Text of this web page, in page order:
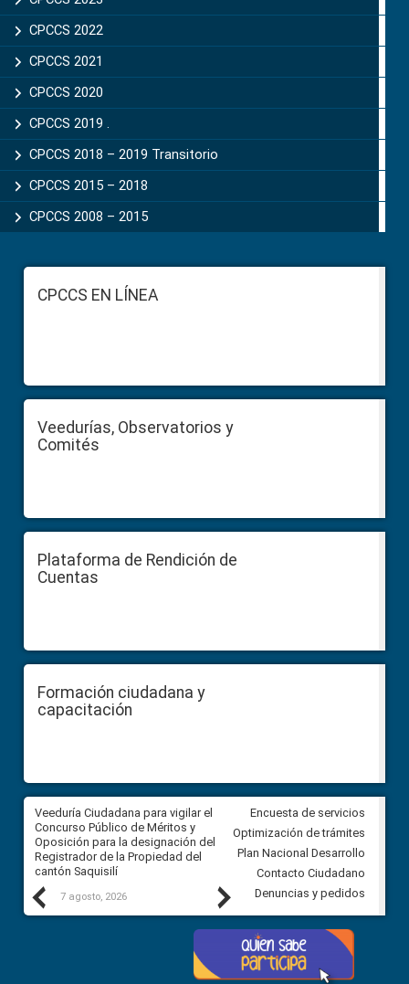
CPCCS 2022
CPCCS 2021
CPCCS 2020
CPCCS 2019 .
CPCCS 2018 – 2019 Transitorio
CPCCS 2015 – 2018
CPCCS 2008 – 2015
FooterCPCCS EN LÍNEA
Veedurías, Observatorios y
Comités
Plataforma de Rendición de
Cuentas
Formación ciudadana y
capacitación
Previous
Veeduría Ciudadana para vigilar el
Concurso Público de Méritos y
Oposición para la designación del
Registrador de la Propiedad del
cantón Saquisilí
7 agosto, 2026
Veeduría Ciudadana para
construcción del asfaltado de
Ballenita del cantón Santa
7 agosto, 2026
Next
Encuesta de servicios
Optimización de trámites
Plan Nacional Desarrollo
Contacto Ciudadano
Denuncias y pedidos